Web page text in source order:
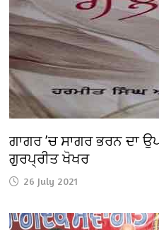
ਗਾਗਰ ’ਚ ਸਾਗਰ ਭਰਨ ਦਾ
ਗੁਰਪ੍ਰੀਤ ਖੋਖਰ
26 July 2021